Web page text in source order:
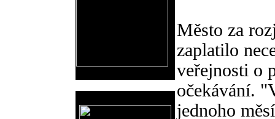
Město za
zaplatilo
veřejnosti o
očekávání.
jednoho